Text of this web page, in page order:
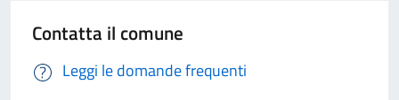
Contatta il comune
Leggi le domande frequenti